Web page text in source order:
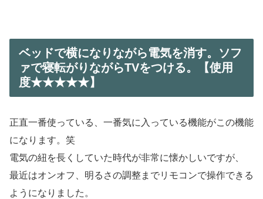
ベッドで横になりながら電気を消す。ソフ
ァで寝転がりながらTVをつける。【使用
度★★★★★】
正直一番使っている、一番気に入っている機能がこの機能
になります。笑
電気の紐を長くしていた時代が非常に懐かしいですが、
最近はオンオフ、明るさの調整までリモコンで操作できる
ようになりました。